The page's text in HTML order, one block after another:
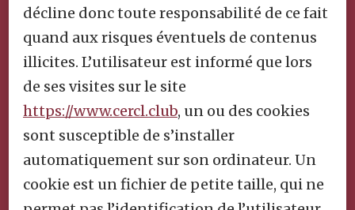
décline donc toute responsabilité de ce fait
quand aux risques éventuels de contenus
illicites. L’utilisateur est informé que lors
de ses visites sur le site
https://www.cercl.club, un ou des cookies
sont susceptible de s’installer
automatiquement sur son ordinateur. Un
cookie est un fichier de petite taille, qui ne